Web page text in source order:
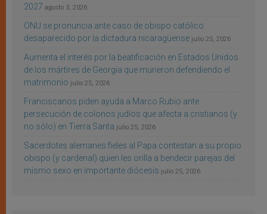
2027 agosto 3, 2026
ONU se pronuncia ante caso de obispo católico
desaparecido por la dictadura nicaragüense julio 25, 2026
Aumenta el interés por la beatificación en Estados Unidos
de los mártires de Georgia que murieron defendiendo el
matrimonio julio 25, 2026
Franciscanos piden ayuda a Marco Rubio ante
persecución de colonos judíos que afecta a cristianos (y
no sólo) en Tierra Santa julio 25, 2026
Sacerdotes alemanes fieles al Papa contestan a su propio
obispo (y cardenal) quien les orilla a bendecir parejas del
mismo sexo en importante diócesis julio 25, 2026